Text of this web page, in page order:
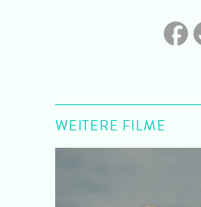
WEITERE FILME